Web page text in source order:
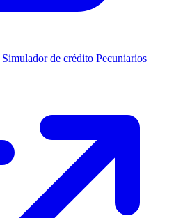
Simulador de crédito Pecuniarios